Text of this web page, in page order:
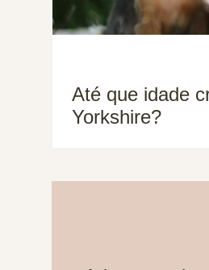
Até que idade
Yorkshire?